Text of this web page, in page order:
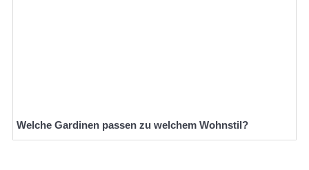
Welche Gardinen passen zu welchem Wohnstil?